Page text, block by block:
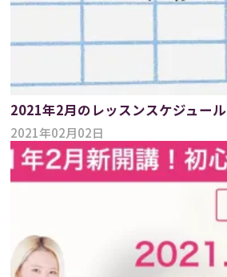
2021年2月のレッスンスケジュール
2021年02月02日